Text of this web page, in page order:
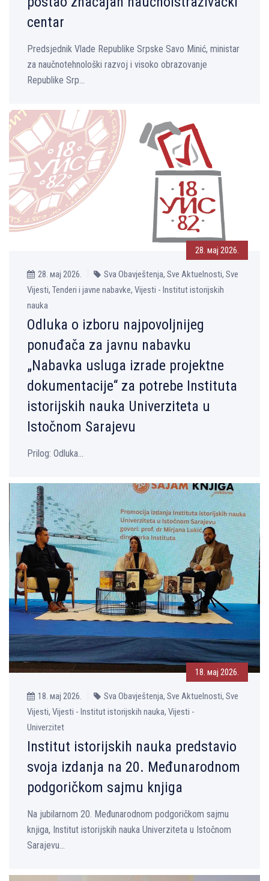
centar
Predsjednik Vlade Republike Srpske Savo Minić, ministar
za naučnotehnološki razvoj i visoko obrazovanje
Republike Srp...
28. мај 2026.
28. мај 2026.
Sva Obavještenja, Sve Aktuelnosti, Sve
Vijesti, Tenderi i javne nabavke, Vijesti - Institut istorijskih
nauka
Odluka o izboru najpovoljnijeg
ponuđača za javnu nabavku
„Nabavka usluga izrade projektne
dokumentacije“ za potrebe Instituta
istorijskih nauka Univerziteta u
Istočnom Sarajevu
Prilog: Odluka...
18. мај 2026.
18. мај 2026.
Sva Obavještenja, Sve Aktuelnosti, Sve
Vijesti, Vijesti - Institut istorijskih nauka, Vijesti -
Univerzitet
Institut istorijskih nauka predstavio
svoja izdanja na 20. Međunarodnom
podgoričkom sajmu knjiga
Na jubilarnom 20. Međunarodnom podgoričkom sajmu
knjiga, Institut istorijskih nauka Univerziteta u Istočnom
Sarajevu...